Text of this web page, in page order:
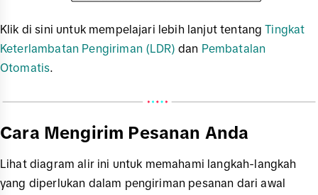
Klik di sini untuk mempelajari lebih lanjut tentangTingkat
Keterlambatan Pengiriman (LDR) dan Pembatalan
Otomatis.
Cara Mengirim Pesanan Anda
Lihat diagram alir ini untuk memahami langkah-langkah
yang diperlukan dalam pengiriman pesanan dari awal